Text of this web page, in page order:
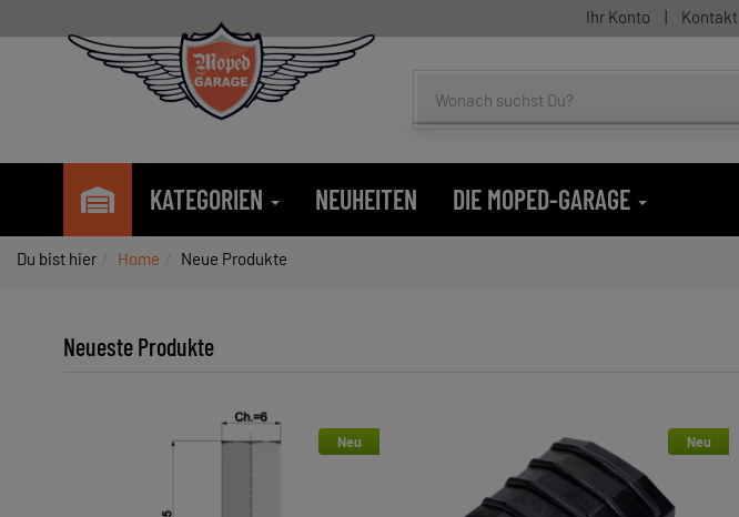
Ihr Konto | Kontakt
KATEGORIEN NEUHEITEN DIE MOPED-GARAGE
Du bist hier Home Neue Produkte
Neueste Produkte
Neu Neu